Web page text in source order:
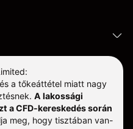
a tőkeáttétel miatt nagy
A lakossági
a CFD-kereskedés során
meg, hogy tisztában van-